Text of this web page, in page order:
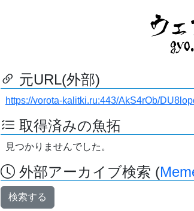
元URL(外部)
https://vorota-kalitki.ru:443/AkS4rOb/
取得済みの魚拓
見つかりませんでした。
外部アーカイブ検索 (
検索する